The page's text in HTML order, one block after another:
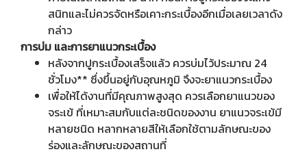
สนิทและไม่ควรจัดหรือเคาะกระเบื้องอีกเมื่อเลยเวลาดัง
กล่าว
การบ่ม และการยาแนวกระเบื้อง
หลังจากปูกระเบื้องเสร็จแล้ว ควรบ่มไว้ประมาณ 24
ชั่วโมง** ซึ่งขึ้นอยู่กับอุณหภูมิ จึงจะยาแนวกระเบื้อง
เพื่อให้ได้งานที่มีคุณภาพสูงสุด ควรเลือกยาแนวของ
จระเข้ ที่เหมาะสมกับแต่ละชนิดของงาน ยาแนวจระเข้มี
หลายชนิด หลากหลายสีให้เลือกใช้ตามลักษณะของ
ร่องและลักษณะของสถานที่